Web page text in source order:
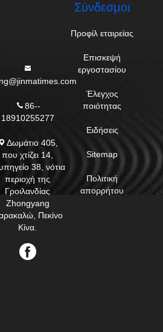
86--
18910255277
Δωμάτιο 405,
που χτίζει 14,
38, νότια
περιοχή της
Γροιλανδίας
Zhongyang
Πεκίνο
Κίνα.
Σύνδεσμοι
Προφίλ εταιρείας
Επισκεψή
εργοστασίου
Έλεγχος
ποιότητας
Ειδήσεις
Sitemap
Πολιτική
απορρήτου